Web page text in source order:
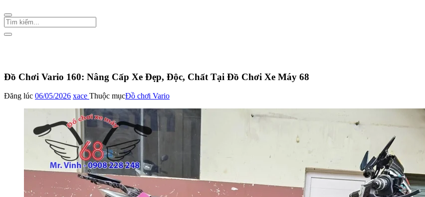
Đồ Chơi Vario 160: Nâng Cấp Xe Đẹp, Độc, Chất Tại Đồ Chơi Xe Máy 68
Đăng lúc 06/05/2026 xace Thuộc mụcĐồ chơi Vario